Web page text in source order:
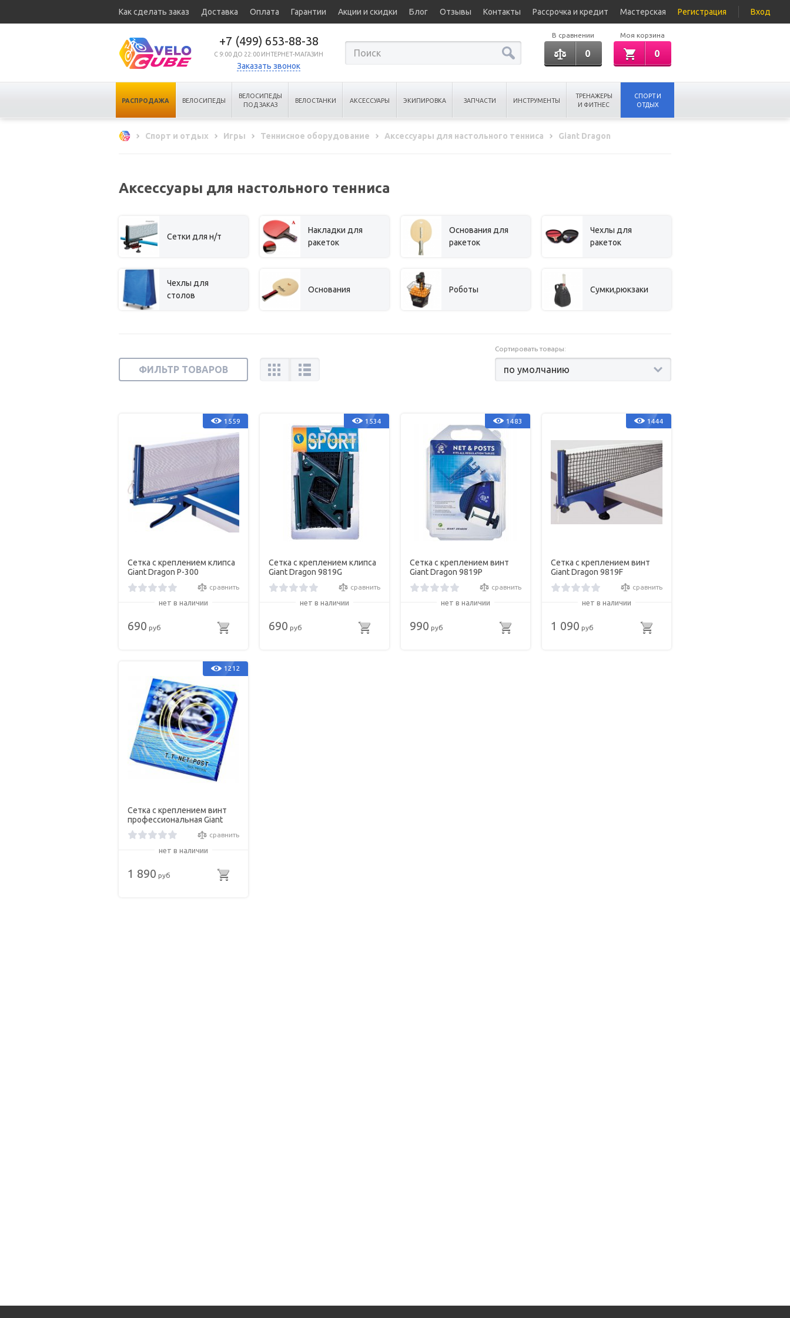
Регистрация Вход
Как сделать заказ Доставка Оплата Гарантии Акции и скидки Блог Отзывы Контакты Рассрочка и кредит Мастерская
+7 (499) 653-88-38
C 9:00 ДО 22:00 ИНТЕРНЕТ-МАГАЗИН
Заказать звонок
В сравнении
0
Моя корзина
0
РАСПРОДАЖА ВЕЛОСИПЕДЫ
ВЕЛОСИПЕДЫ
ПОД ЗАКАЗ
ВЕЛОСТАНКИ АКСЕССУАРЫ ЭКИПИРОВКА ЗАПЧАСТИ ИНСТРУМЕНТЫ
ТРЕНАЖЕРЫ
И ФИТНЕС
СПОРТ И
ОТДЫХ
Спорт и отдых Игры Теннисное оборудование Аксессуары для настольного тенниса Giant Dragon
Аксессуары для настольного тенниса
Сетки для н/т
Накладки для
ракеток
Основания для
ракеток
Чехлы для
ракеток
Чехлы для
столов
Основания Роботы Сумки,рюкзаки
ФИЛЬТР ТОВАРОВ
Сортировать товары:
1559
Сетка с креплением клипса
Giant Dragon P-300
сравнить
нет в наличии
690 руб
1534
Сетка с креплением клипса
Giant Dragon 9819G
сравнить
нет в наличии
690 руб
1483
Сетка с креплением винт
Giant Dragon 9819P
сравнить
нет в наличии
990 руб
1444
Сетка с креплением винт
Giant Dragon 9819F
сравнить
нет в наличии
1 090 руб
1212
Сетка с креплением винт
профессиональная Giant
Dragon 9819N
сравнить
нет в наличии
1 890 руб